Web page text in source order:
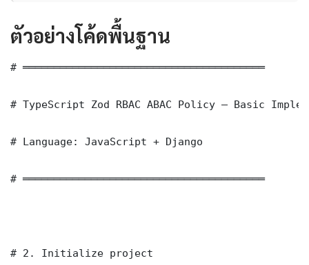
ตัวอย่างโค้ดพื้นฐาน
# ═══════════════════════════════════════
# TypeScript Zod RBAC ABAC Policy — Basic
# Language: JavaScript + Django
# ═══════════════════════════════════════
# 2. Initialize project